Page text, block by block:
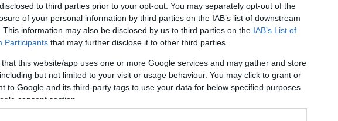
to third parties prior to your opt-out. You may separately opt-out of the
of your personal information by third parties on the IAB’s list of downstream
This information may also be disclosed by us to third parties on the IAB’s List of
Participants that may further disclose it to other third parties.
that this website/app uses one or more Google services and may gather and store
but not limited to your visit or usage behaviour. You may click to grant or
to Google and its third-party tags to use your data for below specified purposes
consent section.